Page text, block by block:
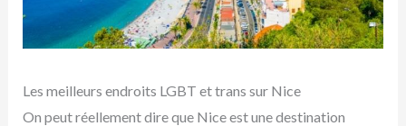
Les meilleurs endroits LGBT et trans sur Nice
On peut réellement dire que Nice est une destination